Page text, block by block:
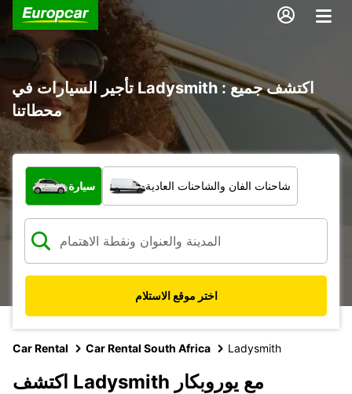
تأجير السيارات في Ladysmith : اكتشف جميع
محطاتنا
ما نوع المركبة؟
سيارة شاحنات الفان والشاحنات العادية
اختر موقع الاستلام
Car Rental Car Rental South Africa Ladysmith
اكتشف Ladysmith مع يوروبكار